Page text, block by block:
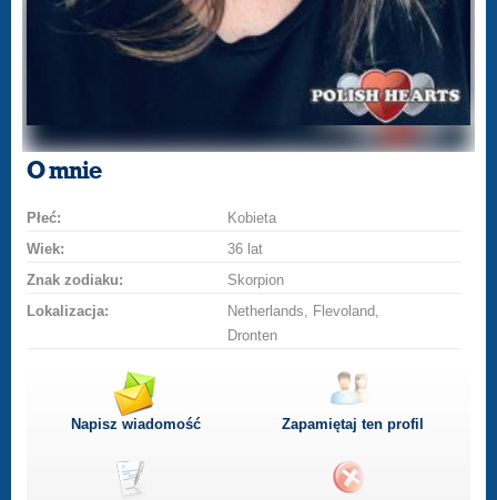
O mnie
Płeć:
Kobieta
Wiek:
36 lat
Znak zodiaku:
Skorpion
Lokalizacja:
Netherlands, Flevoland,
Dronten
Napisz wiadomość Zapamiętaj ten profil